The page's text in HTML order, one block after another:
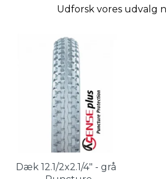
Udforsk vores udvalg
Dæk 12.1/2x2.1/4" - grå